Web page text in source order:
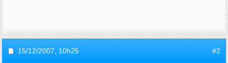
15/12/2007, 10h25 #2